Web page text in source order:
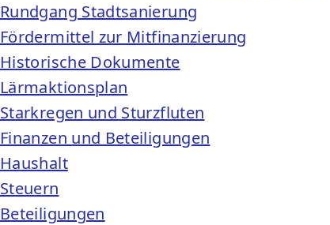
Rundgang Stadtsanierung
Fördermittel zur Mitfinanzierung
Historische Dokumente
Lärmaktionsplan
Starkregen und Sturzfluten
Finanzen und Beteiligungen
Haushalt
Steuern
Beteiligungen